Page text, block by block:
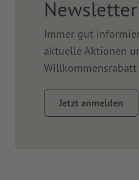
Immer gut
aktuelle Aktionen
Willkommensrabatt
Jetzt anmelden